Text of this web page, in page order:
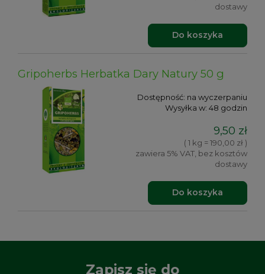
dostawy
Do koszyka
Gripoherbs Herbatka Dary Natury 50 g
Dostępność: na wyczerpaniu
Wysyłka w: 48 godzin
9,50 zł
( 1 kg = 190,00 zł )
zawiera 5% VAT, bez kosztów
dostawy
Do koszyka
Zapisz się do